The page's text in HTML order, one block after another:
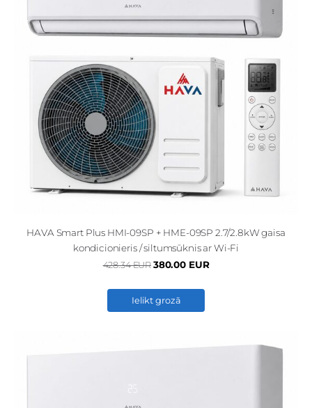
HAVA Smart Plus HMI-09SP + HME-09SP 2.7/2.8kW gaisa
kondicionieris / siltumsūknis ar Wi-Fi
428.34 EUR 380.00 EUR
Ielikt grozā